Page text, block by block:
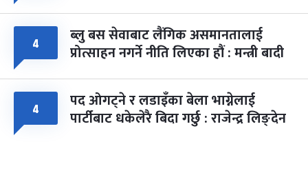
४ ब्लु बस सेवाबाट लैंगिक असमानतालाई
प्रोत्साहन नगर्ने नीति लिएका हौं : मन्त्री बादी
४ पद ओगट्ने र लडाइँका बेला भाग्नेलाई
पार्टीबाट धकेलेरै बिदा गर्छु : राजेन्द्र लिङ्देन